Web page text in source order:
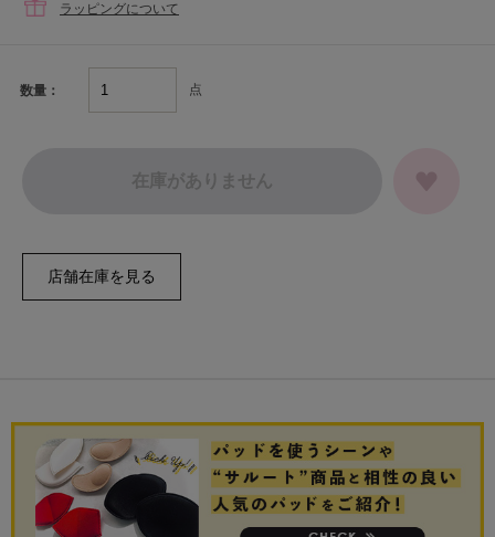
ラッピングについて
数量： 点
在庫がありません